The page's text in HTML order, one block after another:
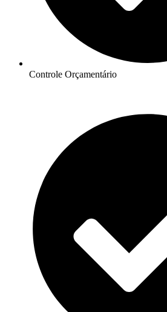
Controle Orçamentário